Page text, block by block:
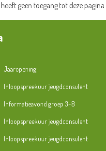
geen toegang tot deze pagina.
Jaaropening
Inloopspreekuur jeugdconsulent
Informatieavond groep 3-8
Inloopspreekuur jeugdconsulent
Inloopspreekuur jeugdconsulent